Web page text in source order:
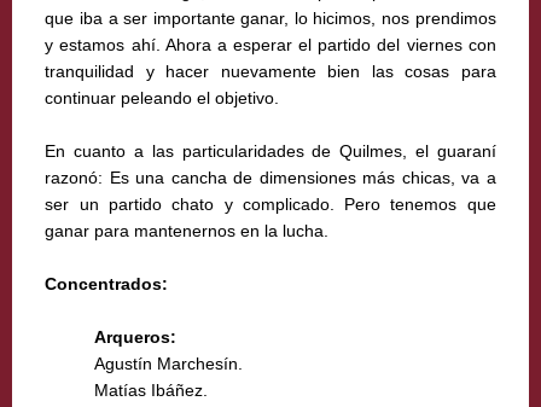
que iba a ser importante ganar, lo hicimos, nos prendimos
y estamos ahí. Ahora a esperar el partido del viernes con
tranquilidad y hacer nuevamente bien las cosas para
continuar peleando el objetivo.
En cuanto a las particularidades de Quilmes, el guaraní
razonó: Es una cancha de dimensiones más chicas, va a
ser un partido chato y complicado. Pero tenemos que
ganar para mantenernos en la lucha.
Concentrados:
Arqueros:
Agustín Marchesín.
Matías Ibáñez.